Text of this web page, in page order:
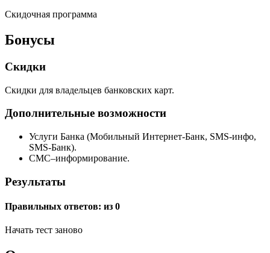
Скидочная программа
Бонусы
Скидки
Скидки для владельцев банковских карт.
Дополнительные возможности
Услуги Банка (Мобильный Интернет-Банк, SMS-инфо,
SMS-Банк).
СМС–информирование.
Результаты
Правильных ответов: из 0
Начать тест заново